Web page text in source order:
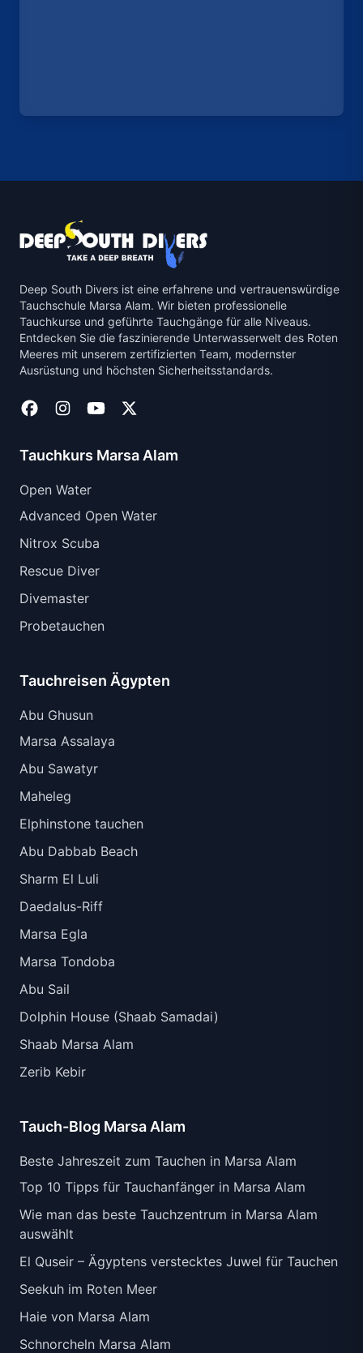
Deep South Divers ist eine erfahrene und vertrauenswürdige
Tauchschule Marsa Alam. Wir bieten professionelle
Tauchkurse und geführte Tauchgänge für alle Niveaus.
Entdecken Sie die faszinierende Unterwasserwelt des Roten
Meeres mit unserem zertifizierten Team, modernster
Ausrüstung und höchsten Sicherheitsstandards.
Tauchkurs Marsa Alam
Open Water
Advanced Open Water
Nitrox Scuba
Rescue Diver
Divemaster
Probetauchen
Tauchreisen Ägypten
Abu Ghusun
Marsa Assalaya
Abu Sawatyr
Maheleg
Elphinstone tauchen
Abu Dabbab Beach
Sharm El Luli
Daedalus-Riff
Marsa Egla
Marsa Tondoba
Abu Sail
Dolphin House (Shaab Samadai)
Shaab Marsa Alam
Zerib Kebir
Tauch-Blog Marsa Alam
Beste Jahreszeit zum Tauchen in Marsa Alam
Top 10 Tipps für Tauchanfänger in Marsa Alam
Wie man das beste Tauchzentrum in Marsa Alam
auswählt
El Quseir – Ägyptens verstecktes Juwel für Tauchen
Seekuh im Roten Meer
Haie von Marsa Alam
Schnorcheln Marsa Alam